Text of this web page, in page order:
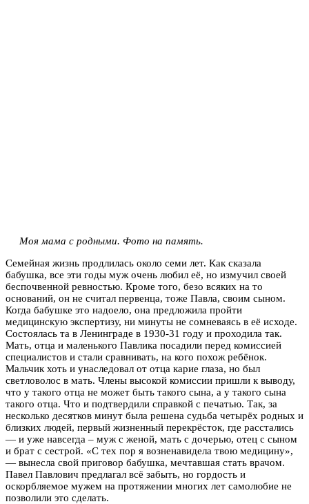
Моя мама с родными. Фото на память.
Семейная жизнь продлилась около семи лет. Как сказала
бабушка, все эти годы муж очень любил её, но измучил своей
беспочвенной ревностью. Кроме того, безо всяких на то
оснований, он не считал первенца, тоже Павла, своим сыном.
Когда бабушке это надоело, она предложила пройти
медицинскую экспертизу, ни минуты не сомневаясь в её исходе.
Состоялась та в Ленинграде в 1930-31 году и проходила так.
Мать, отца и маленького Павлика посадили перед комиссией
специалистов и стали сравнивать, на кого похож ребёнок.
Мальчик хоть и унаследовал от отца карие глаза, но был
светловолос в мать. Члены высокой комиссии пришли к выводу,
что у такого отца не может быть такого сына, а у такого сына
такого отца. Что и подтвердили справкой с печатью. Так, за
несколько десятков минут была решена судьба четырёх родных и
близких людей, первый жизненный перекрёсток, где расстались
— и уже навсегда – муж с женой, мать с дочерью, отец с сыном
и брат с сестрой. «С тех пор я возненавидела твою медицину»,
— вынесла свой приговор бабушка, мечтавшая стать врачом.
Павел Павлович предлагал всё забыть, но гордость и
оскорбляемое мужем на протяжении многих лет самолюбие не
позволили это сделать.